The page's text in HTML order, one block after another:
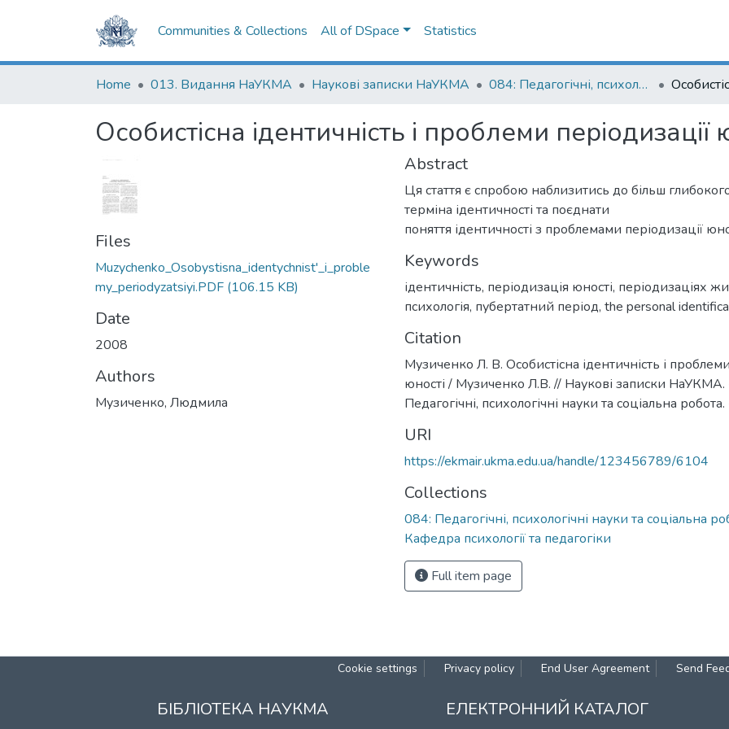
Communities & Collections All of DSpace Statistics
Home 013. Видання НаУКМА Наукові записки НаУКМА 084: Педагогічні, психологічні науки та соціальна робота
Особистісна ідентичність і проблеми періодизації
Files
Muzychenko_Osobystisna_identychnist'_i_proble
my_periodyzatsiyi.PDF (106.15 KB)
Date
2008
Authors
Музиченко, Людмила
Abstract
Ця стаття є спробою наблизитись до більш
терміна ідентичності та поєднати
поняття ідентичності з проблемами періодизації
Keywords
ідентичність, періодизація юності, періодизаціях
психологія, пубертатний період, the personal
Citation
Музиченко Л. В. Особистісна ідентичність і
юності / Музиченко Л.В. // Наукові записки
Педагогічні, психологічні науки та соціальна
URI
https://ekmair.ukma.edu.ua/handle/123456789/6104
Collections
084: Педагогічні, психологічні науки та соціальна
Кафедра психології та педагогіки
Full item page
Cookie settings Privacy policy End User Agreement Send
БІБЛІОТЕКА НАУКМА ЕЛЕКТРОННИЙ КАТАЛОГ